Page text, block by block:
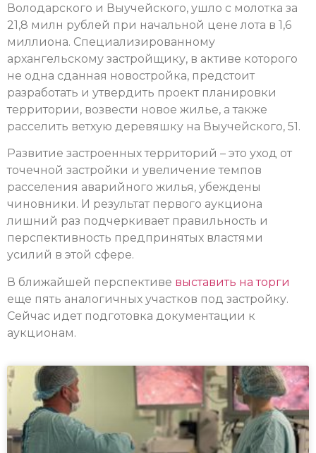
Володарского и Выучейского, ушло с молотка за
21,8 милн рублей при начальной цене лота в 1,6
миллиона. Специализированному
архангельскому застройщику, в активе которого
не одна сданная новостройка, предстоит
разработать и утвердить проект планировки
территории, возвести новое жилье, а также
расселить ветхую деревяшку на Выучейского, 51.
Развитие застроенных территорий – это уход от
точечной застройки и увеличение темпов
расселения аварийного жилья, убеждены
чиновники. И результат первого аукциона
лишний раз подчеркивает правильность и
перспективность предпринятых властями
усилий в этой сфере.
В ближайшей перспективе выставить на торги
еще пять аналогичных участков под застройку.
Сейчас идет подготовка документации к
аукционам.